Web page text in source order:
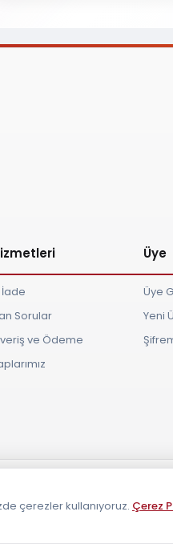
Sorular
ve Ödeme
Üye
Üye
Yeni
çerezler kullanıyoruz. Çerez